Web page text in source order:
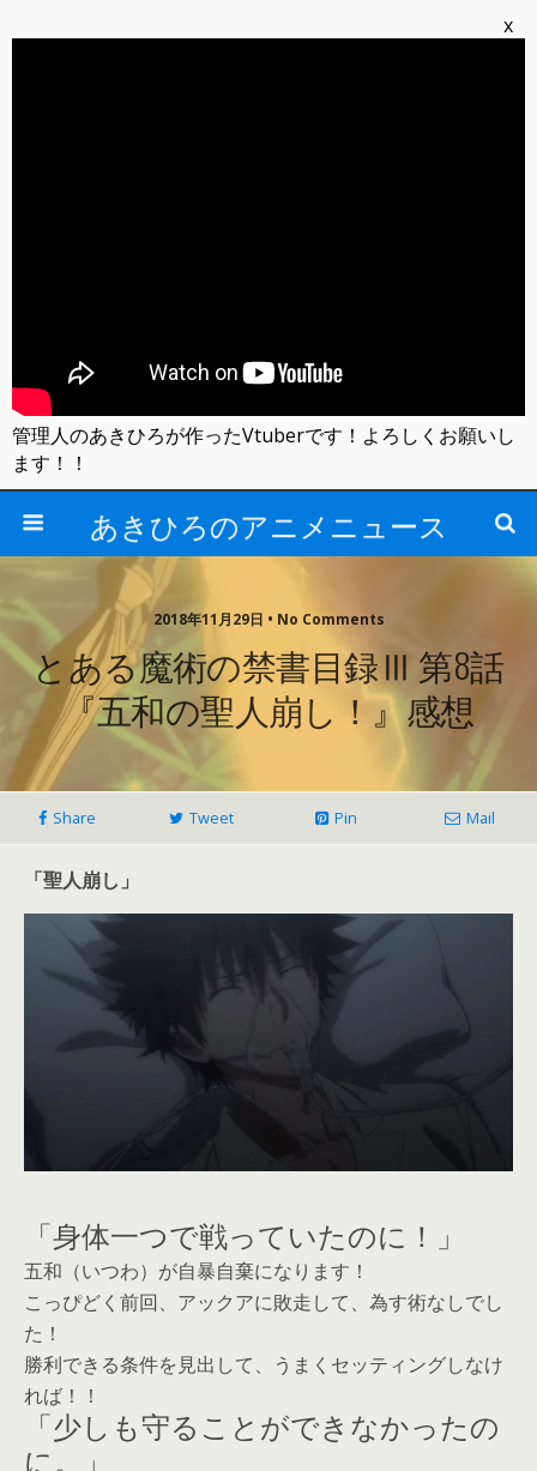
あきひろのアニメニュース
2018年11月29日 • No Comments
とある魔術の禁書目録Ⅲ 第8話
『五和の聖人崩し！』感想
Share Tweet Pin Mail
「聖人崩し」
「身体一つで戦っていたのに！」
五和（いつわ）が自暴自棄になります！
こっぴどく前回、アックアに敗走して、為す術なしでし
た！
勝利できる条件を見出して、うまくセッティングしなけ
れば！！
「少しも守ることができなかったの
に。」
x
管理人のあきひろが作ったVtuberです！よろしくお願いし
ます！！